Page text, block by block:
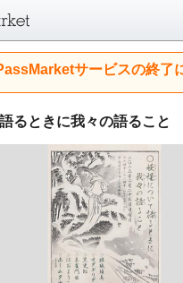
サービスの終了
るときに我々の語ること